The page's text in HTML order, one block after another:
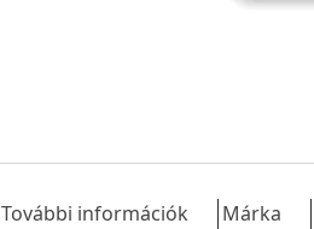
További információk Márka